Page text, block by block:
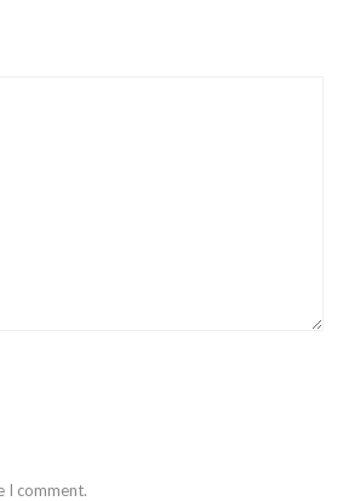
I comment.